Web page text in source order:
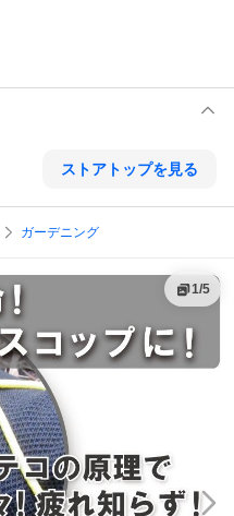
ストアトップを見る
ガーデニング
1/5